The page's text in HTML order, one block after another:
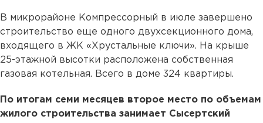
В микрорайоне Компрессорный в июле завершено
строительство еще одного двухсекционного дома,
входящего в ЖК «Хрустальные ключи». На крыше
25-этажной высотки расположена собственная
газовая котельная. Всего в доме 324 квартиры.
По итогам семи месяцев второе место по объемам
жилого строительства занимает Сысертский